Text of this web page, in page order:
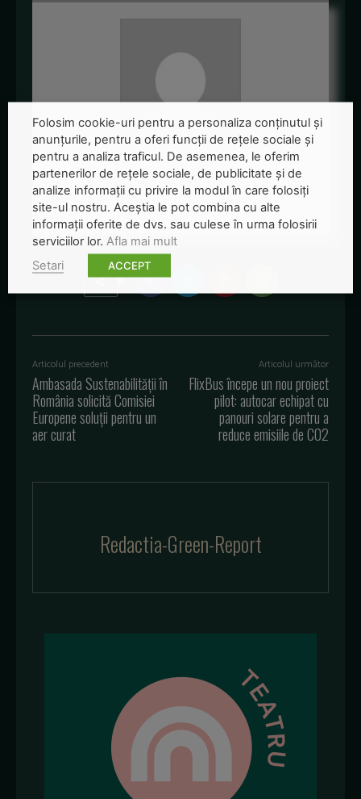
Redactia-Green-Report
+ posts
Articolul precedent
Ambasada Sustenabilității în
România solicită Comisiei
Europene soluții pentru un
aer curat
Articolul următor
FlixBus începe un nou proiect
pilot: autocar echipat cu
panouri solare pentru a
reduce emisiile de CO2
Redactia-Green-Report
Folosim cookie-uri pentru a personaliza conținutul și
anunțurile, pentru a oferi funcții de rețele sociale și
pentru a analiza traficul. De asemenea, le oferim
partenerilor de rețele sociale, de publicitate și de
analize informații cu privire la modul în care folosiți
site-ul nostru. Aceștia le pot combina cu alte
informații oferite de dvs. sau culese în urma folosirii
serviciilor lor. Afla mai mult
Setari
ACCEPT